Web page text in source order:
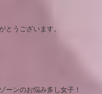
とうございます。
ーンのお悩み多し女子！